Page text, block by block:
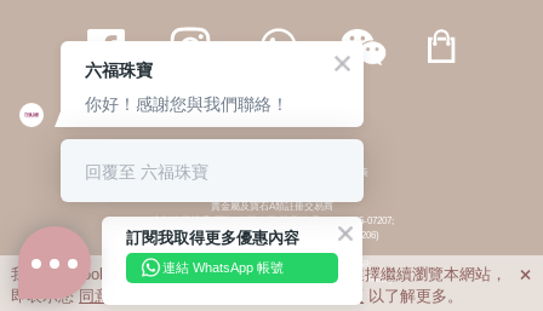
繁體 | 簡体
© 六福集團 版權所有 不得轉載 私隱政策
貴金屬及寶石A類註冊交易商
(六福企業禮品(國際)有限公司-註冊號碼:A-B-24-05-07207;
六福電子商貿有限公司-註冊號碼:A-B-24-05-07206)
貴金屬及寶石B類註冊交易商
(六福集團有限公司-註冊號碼:B-B-24-05-07258;
六福珠寶金行(香港)有限公司-註冊號碼:B-B-24-05-07259)
我們利用cookies為您提供最佳的瀏覽體驗。若您選擇繼續瀏覽本網站，
即表示您 同意 私隱政策 以了解更多。

訂閱我取得更多優惠內容
連結 WhatsApp 帳號
六福珠寶
你好！感謝您與我們聯絡！
回覆至 六福珠寶